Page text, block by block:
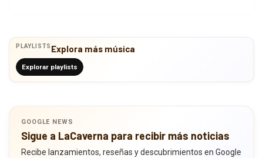
PLAYLISTS Explora más música
Explorar playlists
GOOGLE NEWS
Sigue a LaCaverna para recibir más noticias
Recibe lanzamientos, reseñas y descubrimientos en Google